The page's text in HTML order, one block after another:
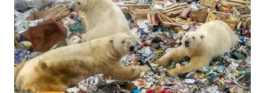
Wahana
Media
Group
WAHANA
NEWS